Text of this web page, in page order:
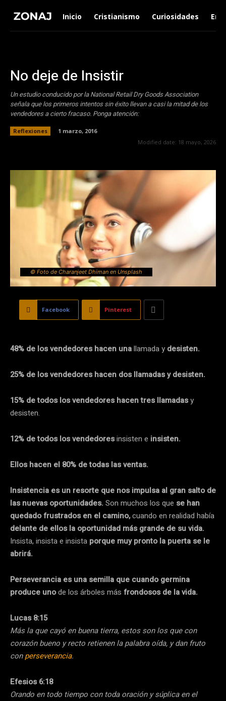
Inicio Cristianismo Curiosidades
No deje de Insistir
Un estudio conducido por la National Retail Dry Goods Association
señala que los primeros intentos sin éxito llevan a casi la mitad de los
vendedores a cierto fracaso. Ponga atención:
Reflexiones
1 marzo, 2016
Modified date: 18 mayo, 2026
© Foto de Charanjeet Dhiman en Unsplash
Facebook Pinterest
48% de los vendedores hacen unallamada y desisten.
25% de los vendedores hacen dos llamadas y desisten.
15% de todos los vendedores hacen tres llamadasy
desisten.
12% de todos los vendedoresinsisten e insisten.
Ellos hacen el 80% de todas las ventas.
Insistencia es un resorte que nos impulsa al gran salto de
las nuevas oportunidades. Son muchos los que se han
quedado frustrados en el camino,cuando en realidad había
delante de ellos la oportunidad más grande de su vida.
Insista, insista e insista porque muy pronto la puerta se le
abrirá.
Perseverancia es una semilla que cuando germina
produce unode los árboles más frondosos de la vida.
Lucas 8:15
Más la que cayó en buena tierra, estos son los que con
corazón bueno y recto retienen la palabra oída, y dan fruto
conperseverancia.
Efesios 6:18
Orando en todo tiempo con toda oración y súplica en el